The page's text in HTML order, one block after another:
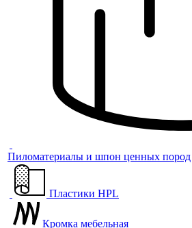
Пиломатериалы и шпон ценных пород
Пластики HPL
Кромка мебельная